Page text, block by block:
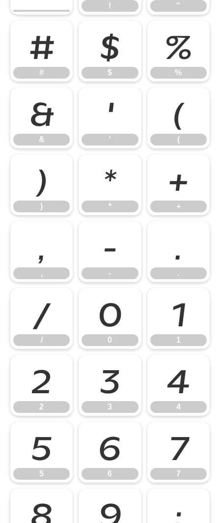
! "
#
#
$
$
%
%
&
&
'
'
(
(
)
)
*
*
+
+
,
,
-
-
.
.
/
/
0
0
1
1
2
2
3
3
4
4
5
5
6
6
7
7
8 9 :